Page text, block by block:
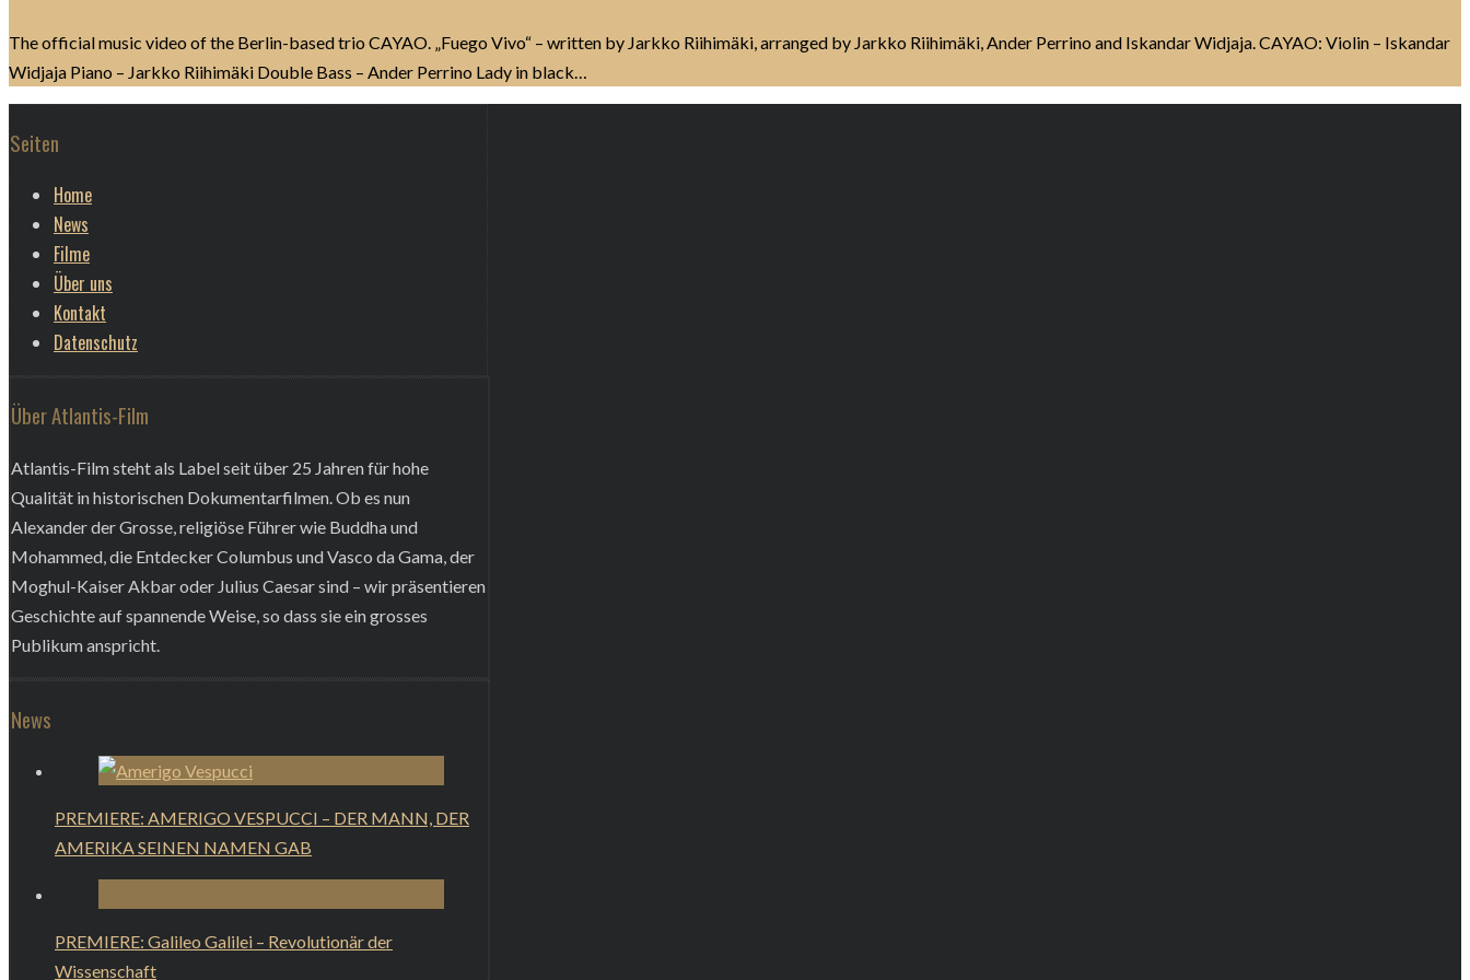
The official music video of the Berlin-based trio CAYAO. „Fuego Vivo“ – written by Jarkko Riihimäki, arranged by Jarkko Riihimäki, Ander Perrino and Iskandar Widjaja. CAYAO: Violin – Iskandar
Widjaja Piano – Jarkko Riihimäki Double Bass – Ander Perrino Lady in black…
Seiten
Home
News
Filme
Über uns
Kontakt
Datenschutz
Über Atlantis-Film
Atlantis-Film steht als Label seit über 25 Jahren für hohe
Qualität in historischen Dokumentarfilmen. Ob es nun
Alexander der Grosse, religiöse Führer wie Buddha und
Mohammed, die Entdecker Columbus und Vasco da Gama, der
Moghul-Kaiser Akbar oder Julius Caesar sind – wir präsentieren
Geschichte auf spannende Weise, so dass sie ein grosses
Publikum anspricht.
News
PREMIERE: AMERIGO VESPUCCI – DER MANN, DER
AMERIKA SEINEN NAMEN GAB
PREMIERE: Galileo Galilei – Revolutionär der
Wissenschaft